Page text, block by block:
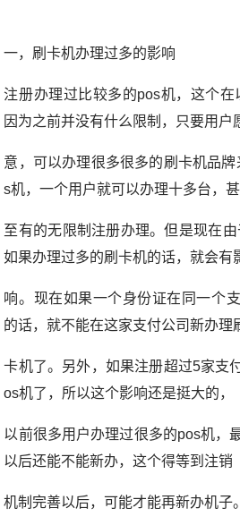
一，刷卡机办理过多的影响
注册办理过比较多的pos机，这个在
因为之前并没有什么限制，只要用户
意，可以办理很多很多的刷卡机品
s机，一个用户就可以办理十多台，甚
至有的无限制注册办理。但是现在
如果办理过多的刷卡机的话，就会有
响。现在如果一个身份证在同一个
的话，就不能在这家支付公司新办理
卡机了。另外，如果注册超过5家支
os机了，所以这个影响还是挺大的，
以前很多用户办理过很多的pos机，
以后还能不能新办，这个得等到注销
机制完善以后，可能才能再新办机子。